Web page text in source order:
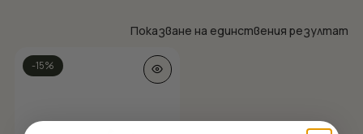
Показване на единствения резултат
-15%